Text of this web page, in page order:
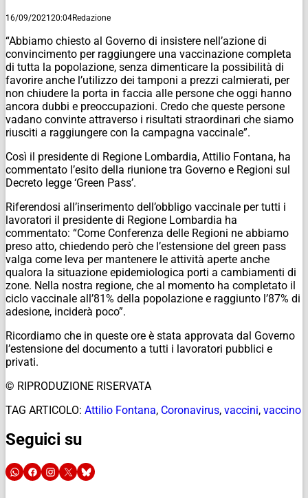
16/09/202120:04Redazione
“Abbiamo chiesto al Governo di insistere nell’azione di
convincimento per raggiungere una vaccinazione completa
di tutta la popolazione, senza dimenticare la possibilità di
favorire anche l’utilizzo dei tamponi a prezzi calmierati, per
non chiudere la porta in faccia alle persone che oggi hanno
ancora dubbi e preoccupazioni. Credo che queste persone
vadano convinte attraverso i risultati straordinari che siamo
riusciti a raggiungere con la campagna vaccinale”.
Così il presidente di Regione Lombardia, Attilio Fontana, ha
commentato l’esito della riunione tra Governo e Regioni sul
Decreto legge ‘Green Pass’.
Riferendosi all’inserimento dell’obbligo vaccinale per tutti i
lavoratori il presidente di Regione Lombardia ha
commentato: “Come Conferenza delle Regioni ne abbiamo
preso atto, chiedendo però che l’estensione del green pass
valga come leva per mantenere le attività aperte anche
qualora la situazione epidemiologica porti a cambiamenti di
zone. Nella nostra regione, che al momento ha completato il
ciclo vaccinale all’81% della popolazione e raggiunto l’87% di
adesione, inciderà poco”.
Ricordiamo che in queste ore è stata approvata dal Governo
l’estensione del documento a tutti i lavoratori pubblici e
privati.
© RIPRODUZIONE RISERVATA
TAG ARTICOLO: Attilio Fontana, Coronavirus, vaccini, vaccino
Seguici su